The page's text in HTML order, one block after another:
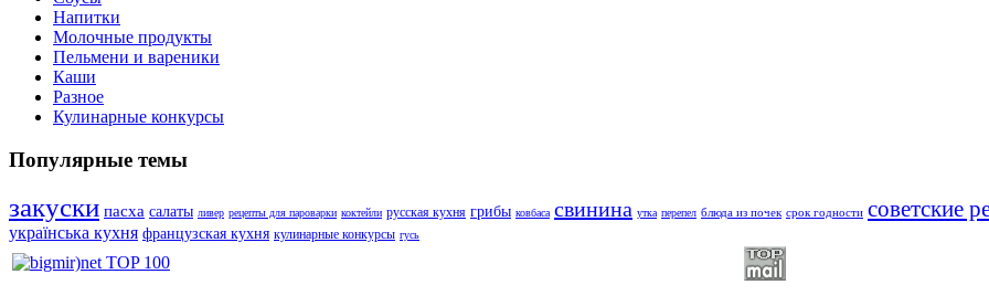
Напитки
Молочные продукты
Пельмени и вареники
Каши
Разное
Кулинарные конкурсы
Популярные темы
закуски пасха салаты ливер рецепты для пароварки коктейли русская кухня грибы ковбаса свинина утка перепел блюда из почек срок годности советские
українська кухня французская кухня кулинарные конкурсы гусь